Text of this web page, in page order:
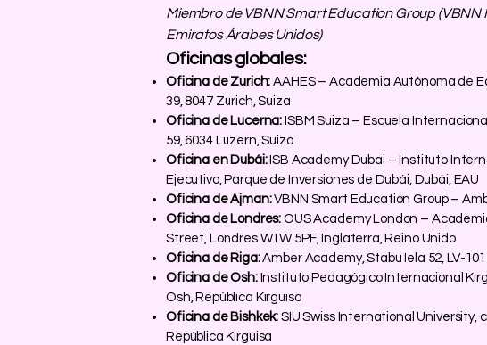
Miembro de VBNN Smart Education Group (VBNN
Emiratos Árabes Unidos)
Oficinas globales:
Oficina de Zurich: AAHES – Academia Autónoma de
39, 8047 Zurich, Suiza
Oficina de Lucerna: ISBM Suiza – Escuela
59, 6034 Luzern, Suiza
Oficina en Dubái:ISB Academy Dubai – Instituto
Ejecutivo, Parque de Inversiones de Dubái, Dubái, EAU
Oficina de Ajman:VBNN Smart Education Group –
Oficina de Londres: OUS Academy London –
Street, Londres W1W 5PF, Inglaterra, Reino Unido
Oficina de Riga:Amber Academy, Stabu Iela 52, LV-
Oficina de Osh:Instituto Pedagógico Internacional
Osh, República Kirguisa
Oficina de Bishkek: SIU Swiss International University,
República Kirguisa